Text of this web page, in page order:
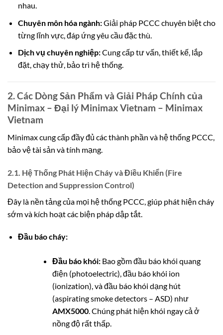
nhau.
Chuyên môn hóa ngành:Giải pháp PCCC chuyên biệt cho
từng lĩnh vực, đáp ứng yêu cầu đặc thù.
Dịch vụ chuyên nghiệp:Cung cấp tư vấn, thiết kế, lắp
đặt, chạy thử, bảo trì hệ thống.
2. Các Dòng Sản Phẩm và Giải Pháp Chính của
Minimax – Đại lý Minimax Vietnam – Minimax
Vietnam
Minimax cung cấp đầy đủ các thành phần và hệ thống PCCC,
bảo vệ tài sản và tính mạng.
2.1. Hệ Thống Phát Hiện Cháy và Điều Khiển (Fire
Detection and Suppression Control)
Đây là nền tảng của mọi hệ thống PCCC, giúp phát hiện cháy
sớm và kích hoạt các biện pháp dập tắt.
Đầu báo cháy:
Đầu báo khói:Bao gồm đầu báo khói quang
điện (photoelectric), đầu báo khói ion
(ionization), và đầu báo khói dạng hút
(aspirating smoke detectors – ASD) như
AMX5000. Chúng phát hiện khói ngay cả ở
nồng độ rất thấp.